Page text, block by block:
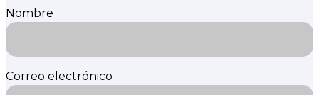
Nombre
Correo electrónico